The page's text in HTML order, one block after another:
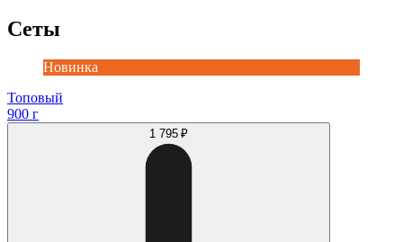
Сеты
Новинка
Топовый
900 г
1 795 ₽